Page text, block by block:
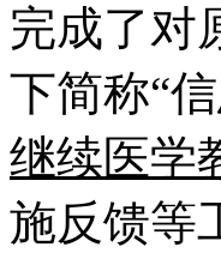
完成了对
下简称“
继续医学
施反馈等